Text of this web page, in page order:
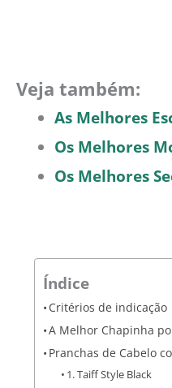
Veja também:
As Melhores
Os Melhores
Os Melhores
Índice
Critérios de indicação
A Melhor Chapinha
Pranchas de Cabelo
1. Taiff Style Black